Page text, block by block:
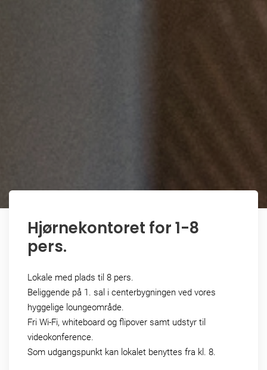
Hjørnekontoret for 1-8
pers.
Lokale med plads til 8 pers.
Beliggende på 1. sal i centerbygningen ved vores
hyggelige loungeområde.
Fri Wi-Fi, whiteboard og flipover samt udstyr til
videokonference.
Som udgangspunkt kan lokalet benyttes fra kl. 8.